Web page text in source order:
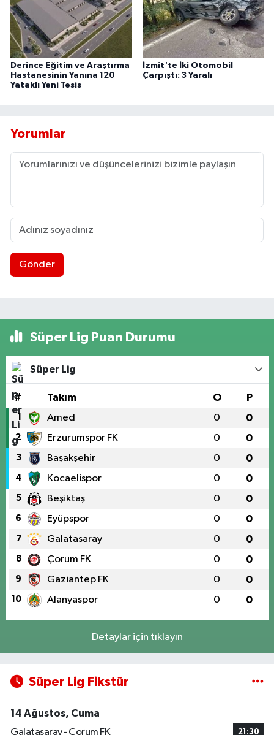
Derince Eğitim ve Araştırma
Hastanesinin Yanına 120
Yataklı Yeni Tesis
İzmit'te İki Otomobil
Çarpıştı: 3 Yaralı
Yorumlar
Gönder
Süper Lig Puan Durumu
Süper Lig
# Takım O P
1 Amed 0 0
2 Erzurumspor FK 0 0
3 Başakşehir 0 0
4 Kocaelispor 0 0
5 Beşiktaş 0 0
6 Eyüpspor 0 0
7 Galatasaray 0 0
8 Çorum FK 0 0
9 Gaziantep FK 0 0
10 Alanyaspor 0 0
Detaylar için tıklayın
Süper Lig Fikstür
14 Ağustos, Cuma
Galatasaray - Çorum FK
21:30